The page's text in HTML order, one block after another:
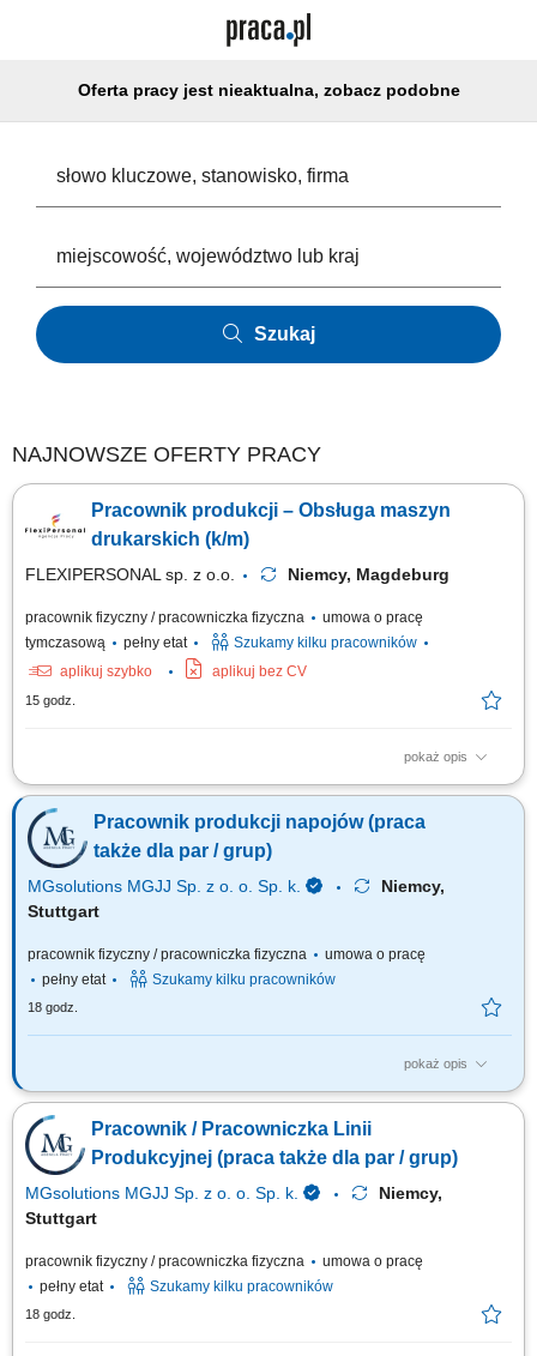
Oferta pracy jest nieaktualna, zobacz podobne
Szukaj
NAJNOWSZE OFERTY PRACY
Pracownik produkcji – Obsługa maszyn
drukarskich (k/m)
FLEXIPERSONAL sp. z o.o. Niemcy, Magdeburg
pracownik fizyczny / pracowniczka fizyczna
umowa o pracę
tymczasową
pełny etat
Szukamy kilku pracowników
aplikuj szybko
aplikuj bez CV
15 godz.
pokaż opis
Zakres obowiązków Obsługa i ustawianie maszyn drukarskich;
Przygotowywanie maszyn do realizacji zleceń produkcyjnych; Kontrola
jakości wykonywanych wydruków oraz bieżące usuwanie niezgodności
jakościowych; Nadzór nad prawidłowym przebiegiem procesu
produkcyjnego; Dbanie o sprawność...
Pracownik produkcji napojów (praca
także dla par / grup)
MGsolutions MGJJ Sp. z o. o. Sp. k.
Niemcy,
Stuttgart
pracownik fizyczny / pracowniczka fizyczna
umowa o pracę
pełny etat
Szukamy kilku pracowników
18 godz.
pokaż opis
Opis stanowiska Proste prace produkcyjne przy taśmie (np. obsługa
prostych maszyn) Pakowanie napojów; Etykietowanie; Kontrola jakości;
Inne prace pomocnicze;
Pracownik / Pracowniczka Linii
Produkcyjnej (praca także dla par / grup)
MGsolutions MGJJ Sp. z o. o. Sp. k.
Niemcy,
Stuttgart
pracownik fizyczny / pracowniczka fizyczna
umowa o pracę
pełny etat
Szukamy kilku pracowników
18 godz.